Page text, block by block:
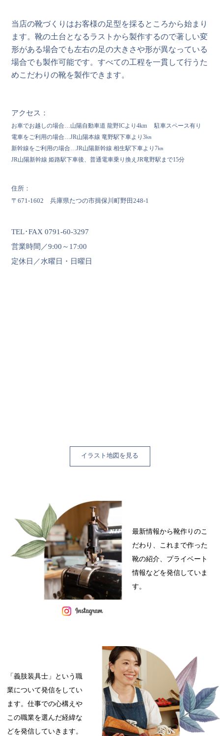
当店の靴づくりはお客様の足型を採るところから始まり
ます。靴の土台となるラストから製作するので著しい変
形がある場合でも左右の足の大きさや形が異なっている
場合でも製作可能です。すべての工程を一貫して行うた
めこだわりの靴を製作できます。
アクセス：
お車でお越しの場合…山陽自動車道 龍野ICより4km 駐車スペース有り
電車をご利用の場合…JR山陽本線 竜野駅下車より3㎞
新幹線をご利用の場合…JR山陽新幹線 相生駅下車より7㎞
JR山陽新幹線 姫路駅下車後、普通電車乗り換えJR竜野駅まで15分
住所：
〒671-1602 兵庫県たつの市揖保川町野田248-1
TEL･FAX 0791-60-3297
営業時間／9:00～17:00
定休日／水曜日・日曜日
イラスト地図を見る
最新情報から靴作りのこ
だわり、これまで作った
靴の紹介、プライベート
情報などを発信していま
す。
「義肢装具士」という職
業について発信をしてい
ます。仕事での心構えや
この職業を選んだ経緯な
どを発信していきます。